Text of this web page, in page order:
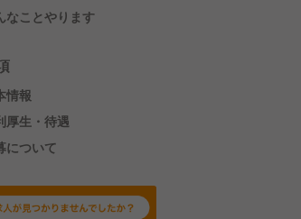
なことやります
情報
厚生・待遇
について